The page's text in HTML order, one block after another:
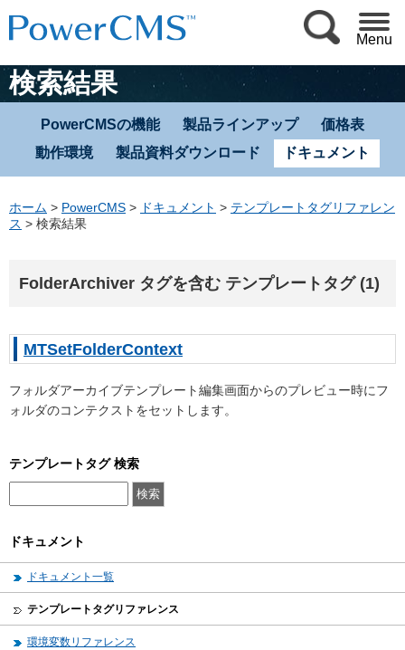
Menu
検索結果
PowerCMSの機能 製品ラインアップ
価格表
動作環境
製品資料ダウンロード ドキュメント
ホーム > PowerCMS > ドキュメント > テンプレートタグリファレン
ス > 検索結果
FolderArchiver タグを含む テンプレートタグ (1)
MTSetFolderContext
フォルダアーカイブテンプレート編集画面からのプレビュー時にフ
ォルダのコンテクストをセットします。
テンプレートタグ 検索
ドキュメント
ドキュメント一覧
テンプレートタグリファレンス
環境変数リファレンス